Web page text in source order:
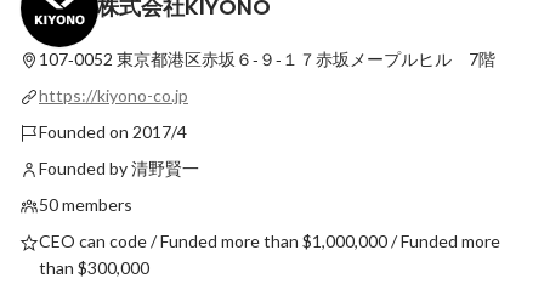
え、広告予算を2倍に拡大！「当事者意
識」で圧倒的成長を遂げるKIYONOの環境
Latest
「三位一体」を推進
Latest
株式会社KIYONO
107‐0052 東京都港区赤坂６‐９‐１７赤坂メープルヒル 7階
https://kiyono-co.jp
Founded on 2017/4
Founded by 清野賢一
50 members
CEO can code / Funded more than $1,000,000 / Funded more
than $300,000